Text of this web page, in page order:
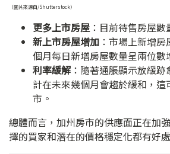
（圖片來源自/Shutterstock）
更多上市房屋：目前待售房屋數
新上市房屋增加 ：市場上新增
個月每日新增房屋數量呈兩位數
利率緩解 ：隨著通脹顯示放緩
計在未來幾個月會趨於緩和，
市。
總體而言，加州房市的供應面正在加
擇的買家和潛在的價格穩定化都有好